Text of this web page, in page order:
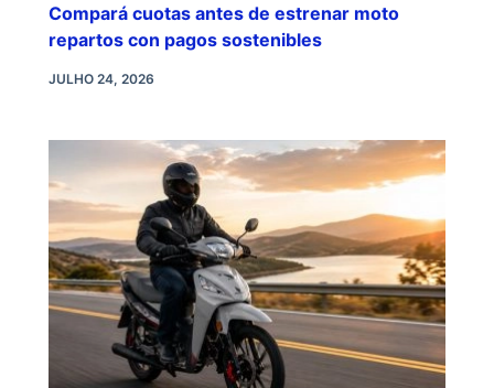
Compará cuotas antes de estrenar moto
repartos con pagos sostenibles
JULHO 24, 2026